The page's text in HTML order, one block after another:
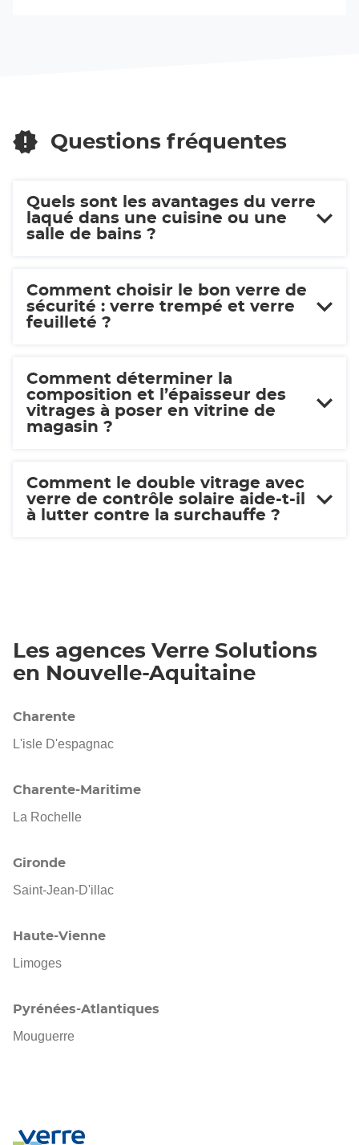
Questions fréquentes
Quels sont les avantages du verre
laqué dans une cuisine ou une
salle de bains ?
Comment choisir le bon verre de
sécurité : verre trempé et verre
feuilleté ?
Comment déterminer la
composition et l’épaisseur des
vitrages à poser en vitrine de
magasin ?
Comment le double vitrage avec
verre de contrôle solaire aide-t-il
à lutter contre la surchauffe ?
Les agences Verre Solutions
en Nouvelle-Aquitaine
Charente
L'isle D'espagnac
Charente-Maritime
La Rochelle
Gironde
Saint-Jean-D'illac
Haute-Vienne
Limoges
Pyrénées-Atlantiques
Mouguerre